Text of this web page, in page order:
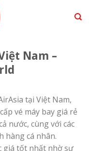
Nam –
tại Việt Nam,
vé máy bay giá rẻ
nước, cùng với các
hàng cá nhân.
giá tốt nhất nhờ sự